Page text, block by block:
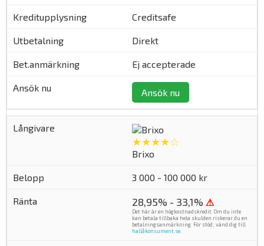
Creditsafe
Direkt
Ej accepterade
Ansök nu
★★★★☆
Brixo
3 000 - 100 000 kr
28,95% - 33,1% ⚠
Det här är en högkostnadskredit. Om du inte
kan betala tillbaka hela skulden riskerar du en
betalningsanmärkning. För stöd, vänd dig till
hallåkonsument.se